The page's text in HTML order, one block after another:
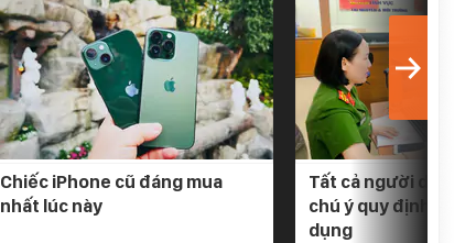
Chiếc iPhone cũ đáng mua
nhất lúc này
Tất cả người dân có
chú ý quy định mới
dụng